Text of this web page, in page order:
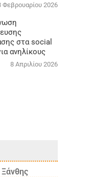
Φεβρουαρίου 2026
στα social
ανηλίκους
8 Απριλίου 2026